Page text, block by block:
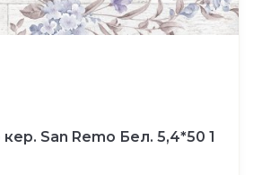
San Remo Бел. 5,4*50 1